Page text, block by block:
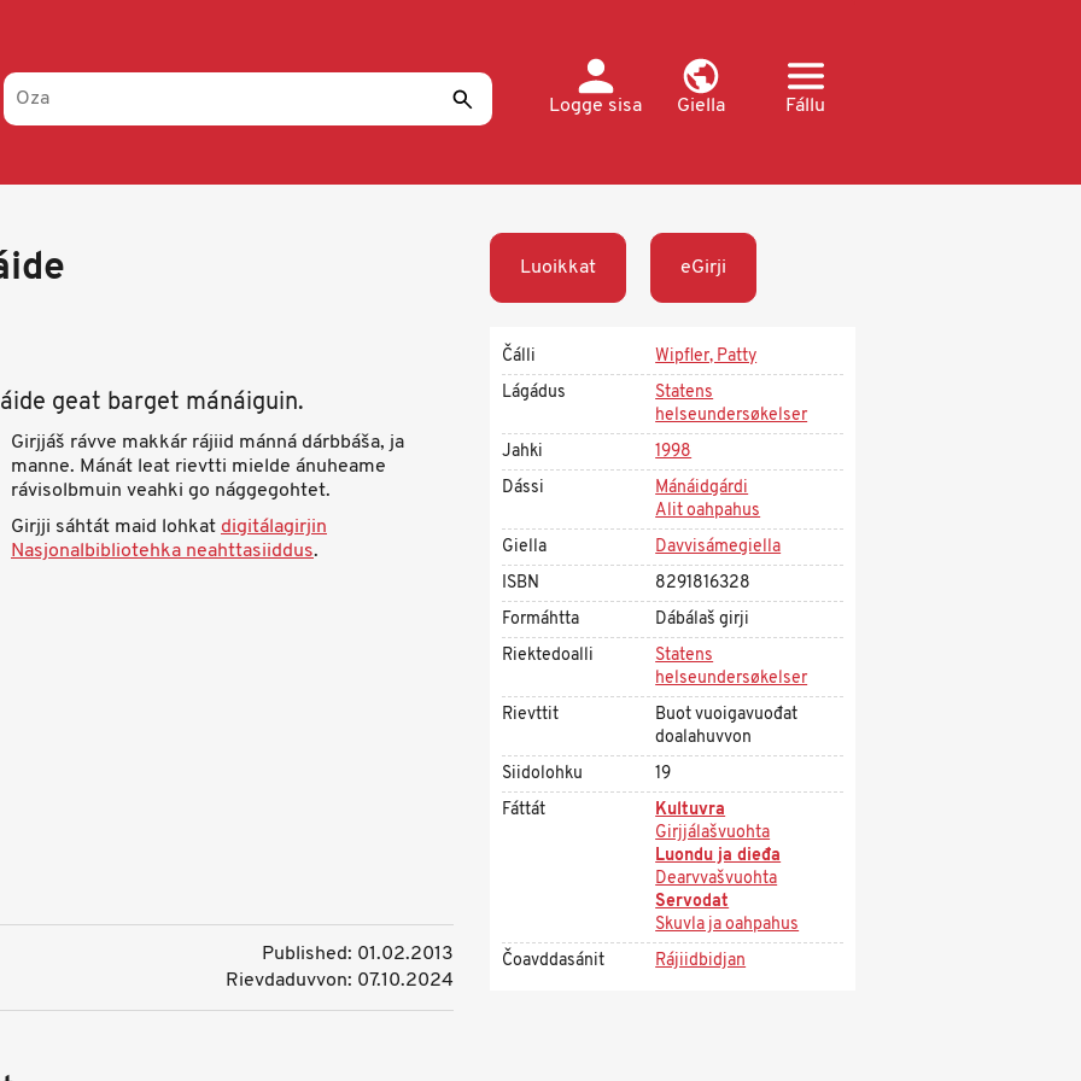
Logge sisa Giella Fállu
geat barget mánáiguin.
Girjjáš rávve makkár rájiid mánná dárbbáša, ja
manne. Mánát leat rievtti mielde ánuheame
rávisolbmuin veahki go nággegohtet.
Girjji sáhtát maid lohkat digitálagirjin
Nasjonalbibliotehka neahttasiiddus.
Published: 01.02.2013
Rievdaduvvon: 07.10.2024
Luoikkat eGirji
Čálli
Wipfler, Patty
Lágádus
Statens
helseundersøkelser
Jahki
1998
Dássi
Mánáidgárdi
Alit oahpahus
Giella
Davvisámegiella
ISBN
8291816328
Formáhtta
Dábálaš girji
Riektedoalli
Statens
helseundersøkelser
Rievttit
Buot vuoigavuođat
doalahuvvon
Siidolohku
19
Fáttát
Kultuvra
Girjjálašvuohta
Luondu ja dieđa
Dearvvašvuohta
Servodat
Skuvla ja oahpahus
Čoavddasánit
Rájiidbidjan